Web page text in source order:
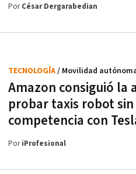
PorCésar Dergarabedian
Amazon consiguió la
probar taxis robot
competencia con
TECNOLOGÍA/ Movilidad
PoriProfesional